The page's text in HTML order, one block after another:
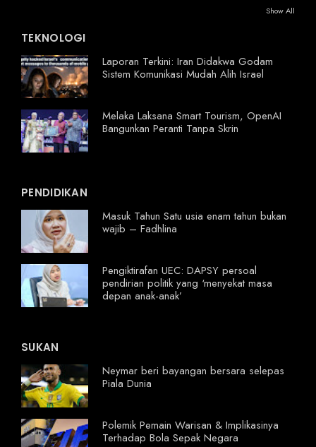
Show All
TEKNOLOGI
Laporan Terkini: Iran Didakwa Godam
Sistem Komunikasi Mudah Alih Israel
Melaka Laksana Smart Tourism, OpenAI
Bangunkan Peranti Tanpa Skrin
PENDIDIKAN
Masuk Tahun Satu usia enam tahun bukan
wajib – Fadhlina
Pengiktirafan UEC: DAPSY persoal
pendirian politik yang ‘menyekat masa
depan anak-anak’
SUKAN
Neymar beri bayangan bersara selepas
Piala Dunia
Polemik Pemain Warisan & Implikasinya
Terhadap Bola Sepak Negara